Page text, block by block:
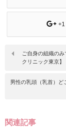
+1
ご自身の組織の
クリニック東京】
男性の乳頭（乳首）
関連記事